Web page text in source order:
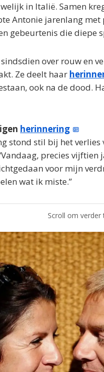
in Italië. Samen
Antonie jarenlang
gebeurtenis die diepe
over rouw en
Ze deelt haar
ook na de dood.
herinnering
stond stil bij het
precies
voor mijn
wat ik miste.”
Scroll om verder